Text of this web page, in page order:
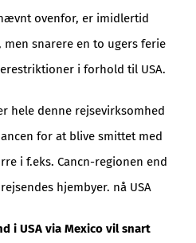
ovenfor, er imidlertid
snarere en to ugers ferie
i forhold til USA.
hele denne rejsevirksomhed
for at blive smittet med
i f.eks. Cancn-regionen end
hjembyer. nå USA
i USA via Mexico vil snart